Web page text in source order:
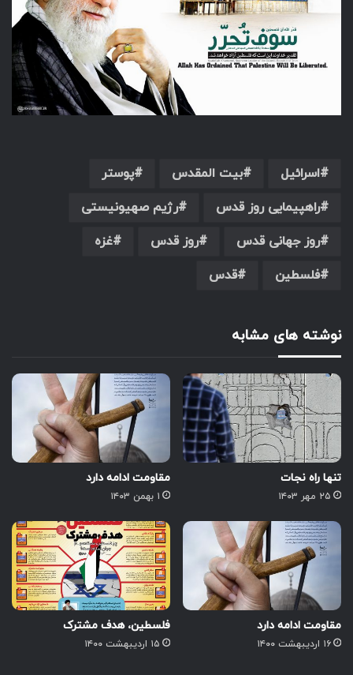
اسرائیل بیت المقدس
پوستر
راهپیمایی روز قدس
رژیم صهیونیستی
روز جهانی قدس
روز قدس
غزه
فلسطین
قدس
نوشته های مشابه
تنها راه نجات
۲۵ مهر ۱۴۰۳
مقاومت ادامه دارد
۱ بهمن ۱۴۰۳
مقاومت ادامه دارد
۱۶ اردیبهشت ۱۴۰۰
فلسطین، هدف مشترک
۱۵ اردیبهشت ۱۴۰۰